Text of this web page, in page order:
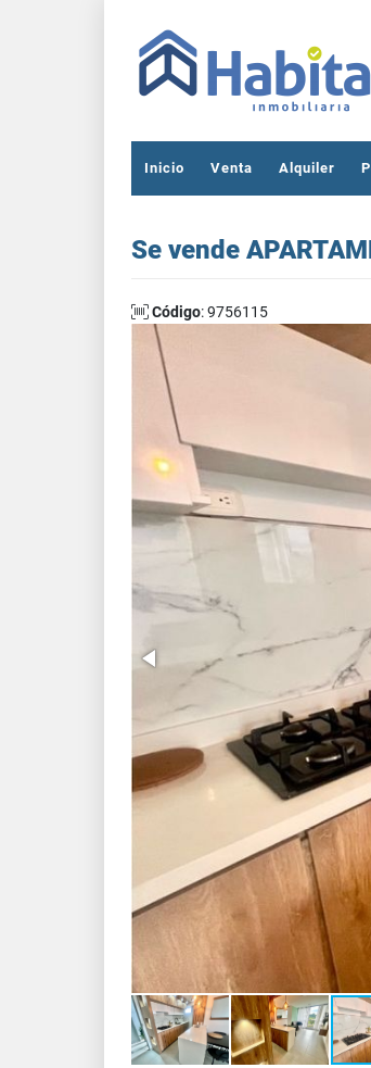
Inicio Venta Alquiler
Se vende
Código: 9756115